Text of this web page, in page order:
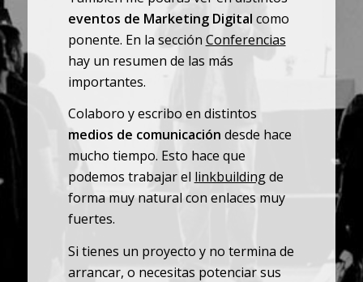
eventos de Marketing Digital como
ponente. En la sección Conferencias
hay un resumen de las más
importantes.
Colaboro y escribo en distintos
medios de comunicación desde hace
mucho tiempo. Esto hace que
podemos trabajar el linkbuildingde
forma muy natural con enlaces muy
fuertes.
Si tienes un proyecto y no termina de
arrancar, o necesitas potenciar sus